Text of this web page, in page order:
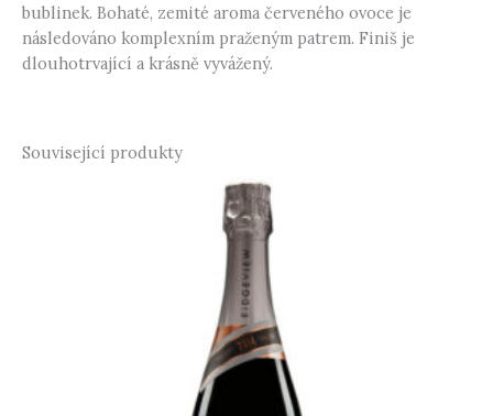
bublinek. Bohaté, zemité aroma červeného ovoce je
následováno komplexním praženým patrem. Finiš je
dlouhotrvající a krásně vyvážený.
Související produkty